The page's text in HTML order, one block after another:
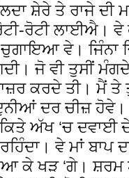
ਸ਼ੇਰੇ ਤੇ ਰਾਜੇ ਦੀ
ਰੋਟੀ ਲਾਈਐ। ਵੇ
ਵੇ। ਜਿੰਨਾ
ਜੋ ਵੀ ਤੁਸੀਂ
ਕਰਦੇ ਤੀ। ਮੈਂ ਤੇ
ਦਰ ਚੀਜ਼ ਹੋਵੇ।
ਕਿਤੇ ਅੱਖ ‘ਚ
ਵੇ ਮਾਂ ਬਾਪ
ਕੇ ਖੜ ‘ਗੇ।